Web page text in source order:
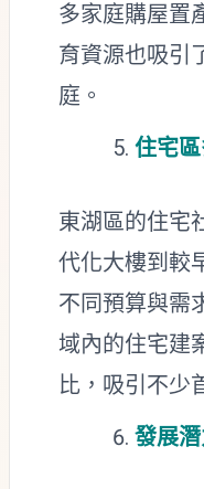
多家庭購屋置
育資源也吸引
庭。
住宅區
東湖區的住宅
代化大樓到較
不同預算與需
域內的住宅建
比，吸引不少
發展潛